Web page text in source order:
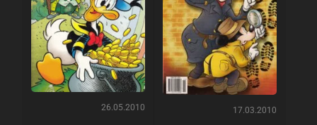
26.05.2010 17.03.2010